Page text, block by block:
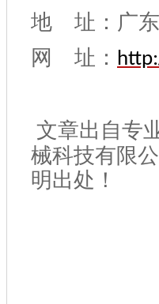
地 址：广东
网 址：
文章出自专
械科技有限
明出处！